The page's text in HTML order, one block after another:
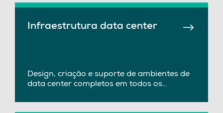
Infraestrutura data center
Design, criação e suporte de ambientes de
data center completos em todos os